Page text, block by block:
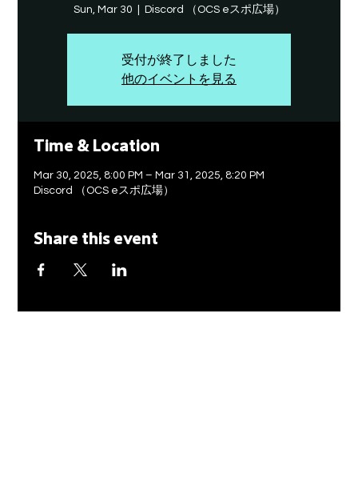
Sun, Mar 30 Discord （OCS eスポ広場）
受付が終了しました
他のイベントを見る
Time & Location
Mar 30, 2025, 8:00 PM – Mar 31, 2025, 8:20 PM
Discord （OCS eスポ広場）
Share this event